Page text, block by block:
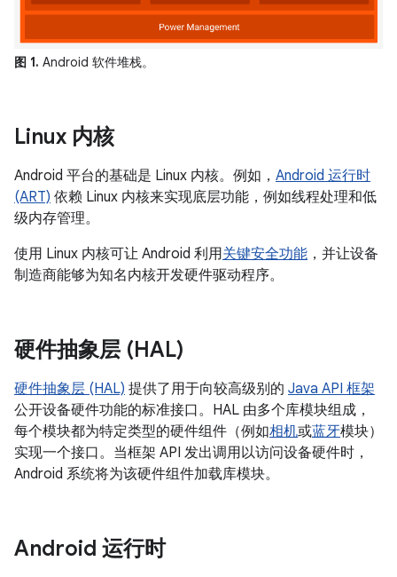
图 1. Android 软件堆栈。
Linux 内核
Android 平台的基础是 Linux 内核。例如， Android 运行时
(ART) 依赖 Linux 内核来实现底层功能，例如线程处理和低
级内存管理。
使用 Linux 内核可让 Android 利用关键安全功能 ，并让设备
制造商能够为知名内核开发硬件驱动程序。
硬件抽象层 (HAL)
硬件抽象层 (HAL) 提供了用于向较高级别的 Java API 框架
公开设备硬件功能的标准接口。HAL 由多个库模块组成，
每个模块都为特定类型的硬件组件（例如相机或蓝牙模块）
实现一个接口。当框架 API 发出调用以访问设备硬件时，
Android 系统将为该硬件组件加载库模块。
Android 运行时